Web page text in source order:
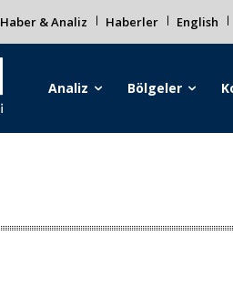
Haber & Analiz Haberler English
Analiz Bölgeler